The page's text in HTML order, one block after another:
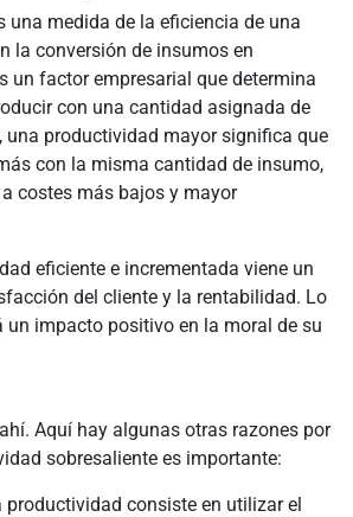
una medida de la eficiencia de una
la conversión de insumos en
un factor empresarial que determina
con una cantidad asignada de
una productividad mayor significa que
con la misma cantidad de insumo,
costes más bajos y mayor
eficiente e incrementada viene un
del cliente y la rentabilidad. Lo
un impacto positivo en la moral de su
Aquí hay algunas otras razones por
sobresaliente es importante:
productividad consiste en utilizar el